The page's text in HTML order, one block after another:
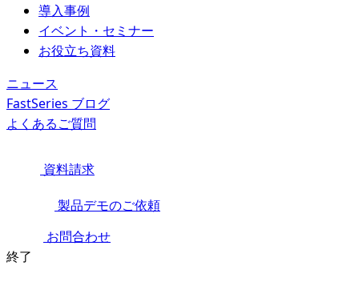
導入事例
イベント・セミナー
お役立ち資料
ニュース
FastSeries ブログ
よくあるご質問
資料請求
製品デモのご依頼
お問合わせ
終了